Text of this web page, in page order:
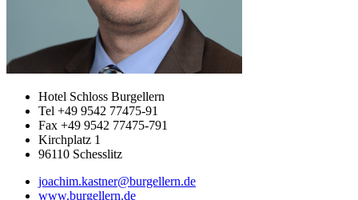
Hotel Schloss Burgellern
Tel +49 9542 77475-91
Fax +49 9542 77475-791
Kirchplatz 1
96110 Schesslitz
joachim.kastner@burgellern.de
www.burgellern.de